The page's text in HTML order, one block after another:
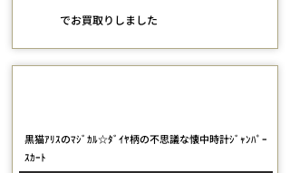
​でお買取りしました
黒猫ｱﾘｽのﾏｼﾞｶﾙ☆ﾀﾞｲﾔ柄の不思議な懐中時計ｼﾞｬﾝﾊﾟｰ
ｽｶｰﾄ